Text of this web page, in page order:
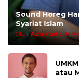
Sound Horeg
Syariat Islam
Oleh:Adri Yanto,
atau